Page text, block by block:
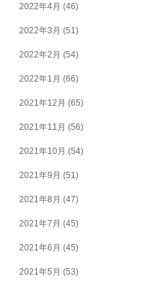
2022年4月 (46)
2022年3月 (51)
2022年2月 (54)
2022年1月 (66)
2021年12月 (65)
2021年11月 (56)
2021年10月 (54)
2021年9月 (51)
2021年8月 (47)
2021年7月 (45)
2021年6月 (45)
2021年5月 (53)